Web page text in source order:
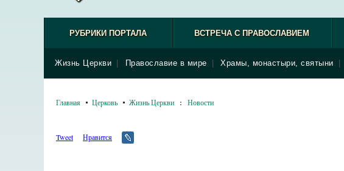
РУБРИКИ ПОРТАЛА ВСТРЕЧА С ПРАВОСЛАВИЕМ
Жизнь Церкви Православие в мире Храмы, монастыри, святыни
Главная Церковь Жизнь Церкви : Новости
Tweet Нравится